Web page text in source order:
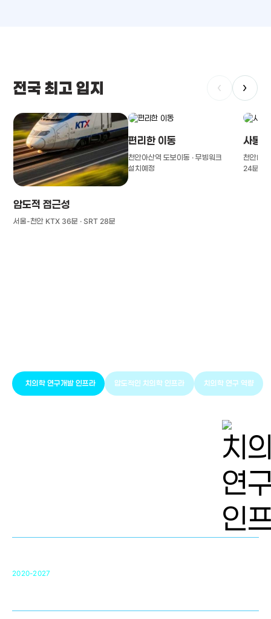
전국 최고 입지 ‹ ›
압도적 접근성
서울-천안 KTX 36분 · SRT 28분
편리한 이동
천안아산역 도보이동 · 무빙워크
설치예정
사통
천안IC(
24분
치의학 연구개발 인프라 압도적인 치의학 인프라 치의학 연구 역량
2020-2027